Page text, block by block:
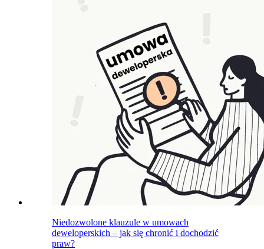
Niedozwolone klauzule w umowach
deweloperskich – jak się chronić i dochodzić
praw?